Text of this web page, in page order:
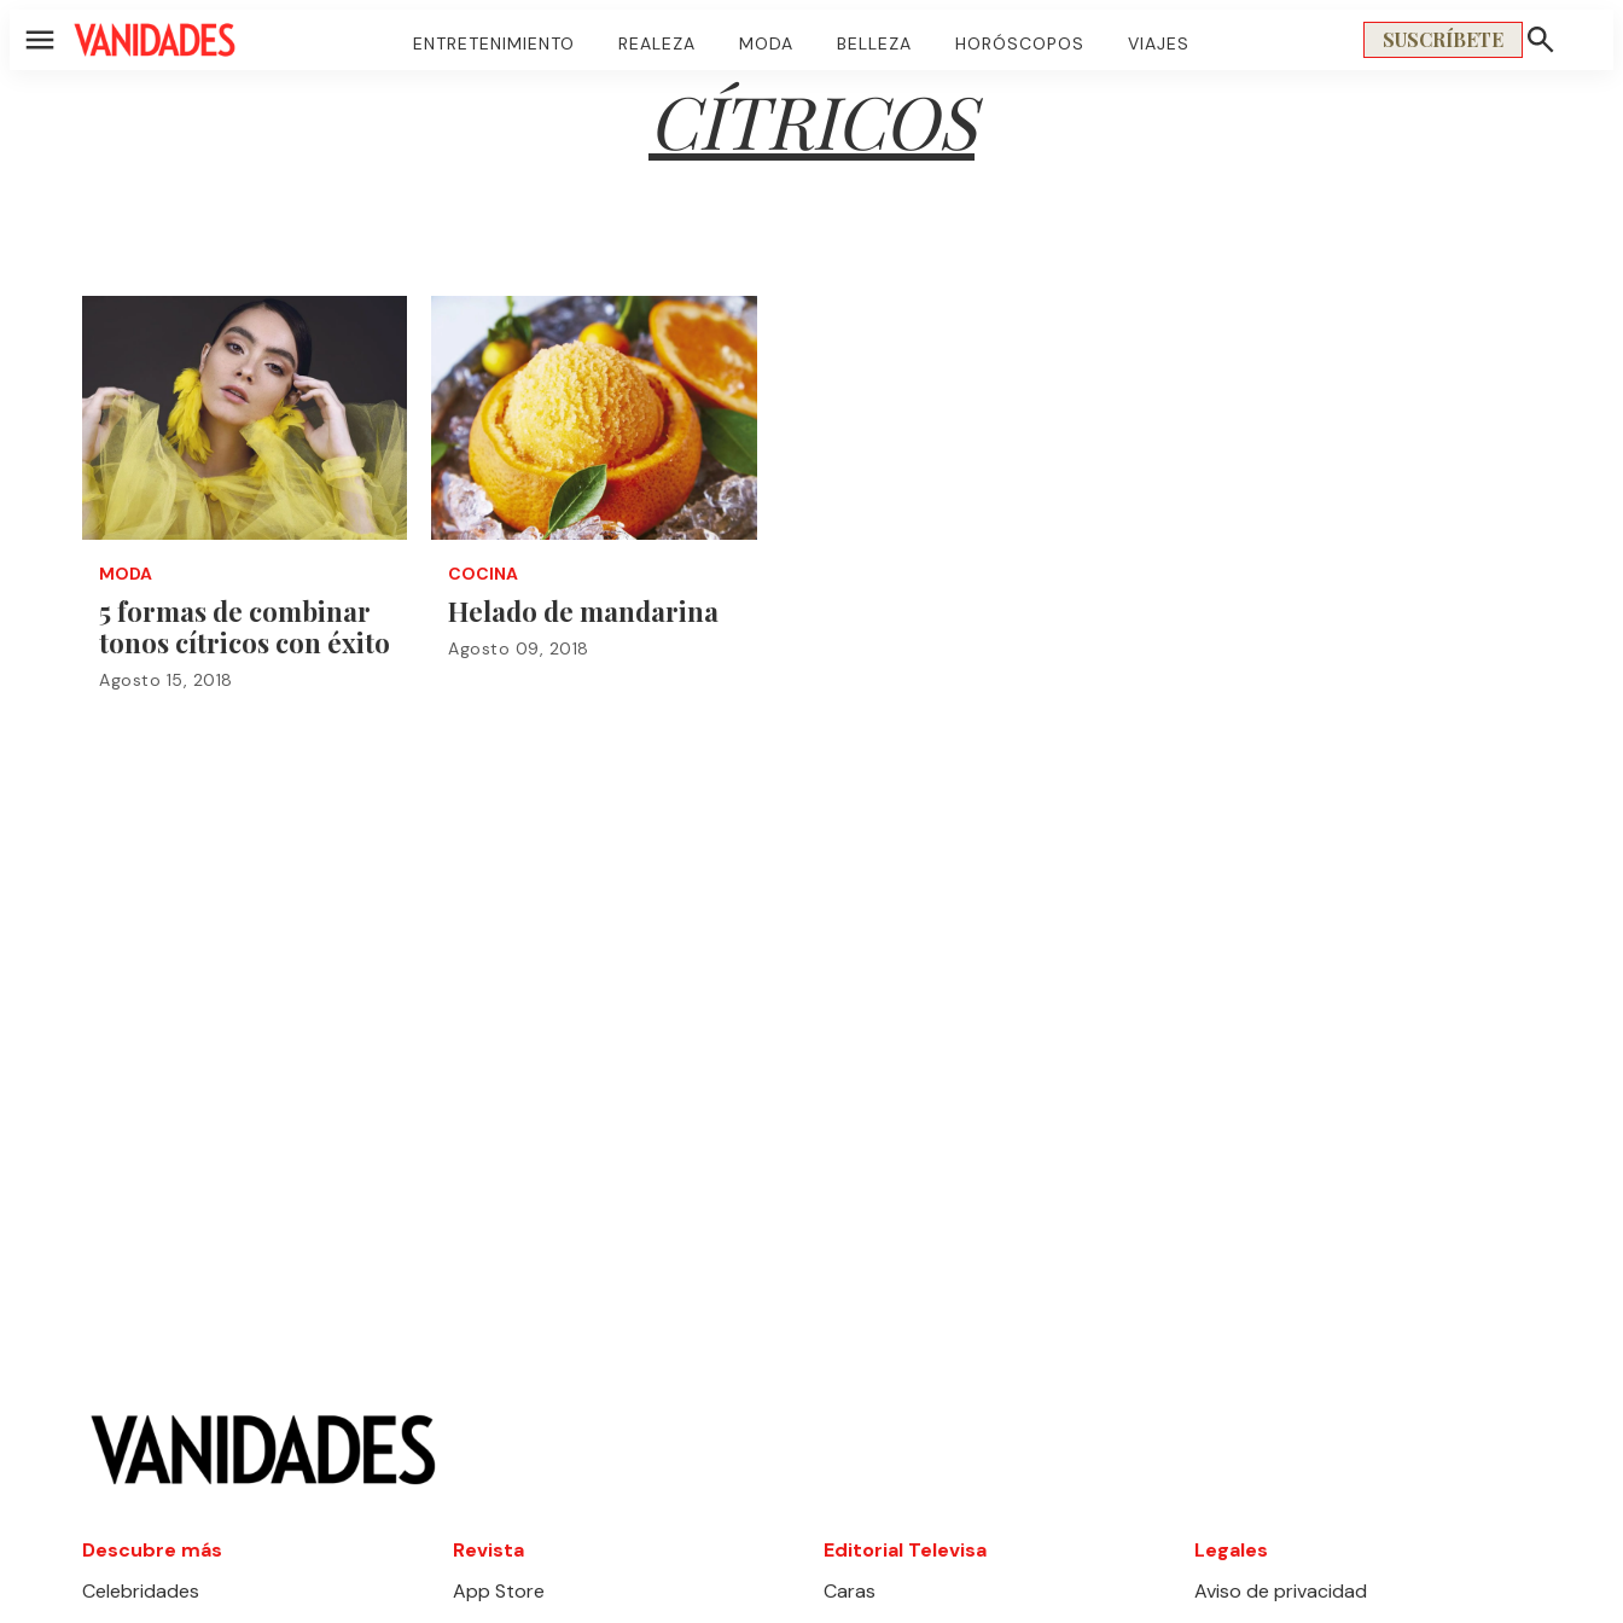
Menú ENTRETENIMIENTO REALEZA MODA BELLEZA HORÓSCOPOS VIAJES SUSCRÍBETE
Mostrar
CÍTRICOS
MODA
5 formas de combinar
tonos cítricos con éxito
Agosto 15, 2018
COCINA
Helado de mandarina
Agosto 09, 2018
Descubre más
Celebridades
Revista
App Store
Editorial Televisa
Caras
Legales
Aviso de privacidad